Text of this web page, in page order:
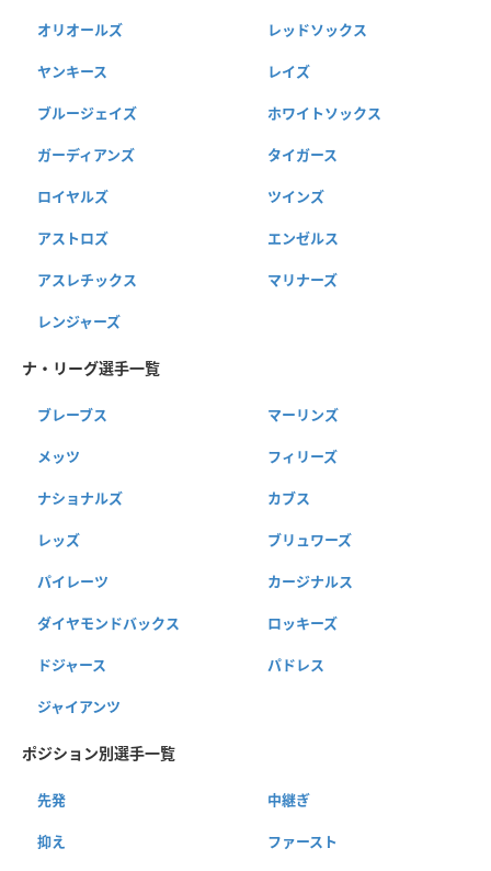
オリオールズ レッドソックス
ヤンキース レイズ
ブルージェイズ ホワイトソックス
ガーディアンズ タイガース
ロイヤルズ ツインズ
アストロズ エンゼルス
アスレチックス マリナーズ
レンジャーズ
ナ・リーグ選手一覧
ブレーブス マーリンズ
メッツ フィリーズ
ナショナルズ カブス
レッズ ブリュワーズ
パイレーツ カージナルス
ダイヤモンドバックス ロッキーズ
ドジャース パドレス
ジャイアンツ
ポジション別選手一覧
先発 中継ぎ
抑え ファースト